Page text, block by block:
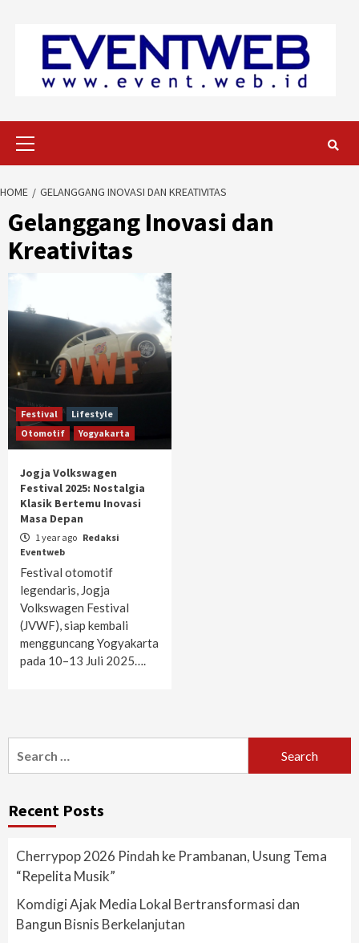
HOME GELANGGANG INOVASI DAN KREATIVITAS
Gelanggang Inovasi dan
Kreativitas
Festival
Lifestyle
Otomotif
Yogyakarta
Jogja Volkswagen
Festival 2025: Nostalgia
Klasik Bertemu Inovasi
Masa Depan
1 year ago Redaksi
Eventweb
Festival otomotif
legendaris, Jogja
Volkswagen Festival
(JVWF), siap kembali
mengguncang Yogyakarta
pada 10–13 Juli 2025….
for:
Recent Posts
Cherrypop 2026 Pindah ke Prambanan, Usung Tema
“Repelita Musik”
Komdigi Ajak Media Lokal Bertransformasi dan
Bangun Bisnis Berkelanjutan